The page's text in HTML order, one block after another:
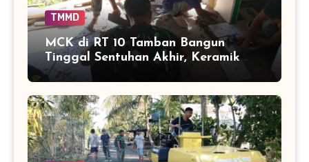
TMMD
MCK di RT 10 Tamban Bangun
Tinggal Sentuhan Akhir, Keramik
Capai 75 Persen